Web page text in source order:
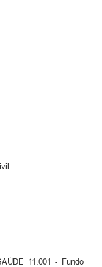
11.001 - Fundo